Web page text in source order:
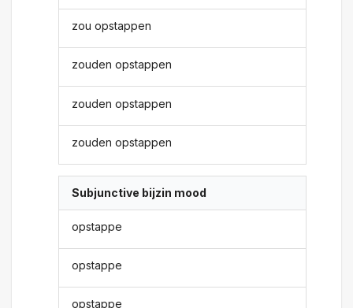
zou opstappen
zouden opstappen
zouden opstappen
zouden opstappen
Subjunctive bijzin mood
opstappe
opstappe
opstappe